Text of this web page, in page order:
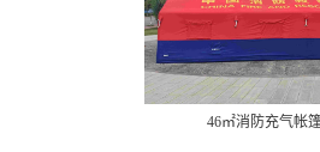
46㎡消防充气帐